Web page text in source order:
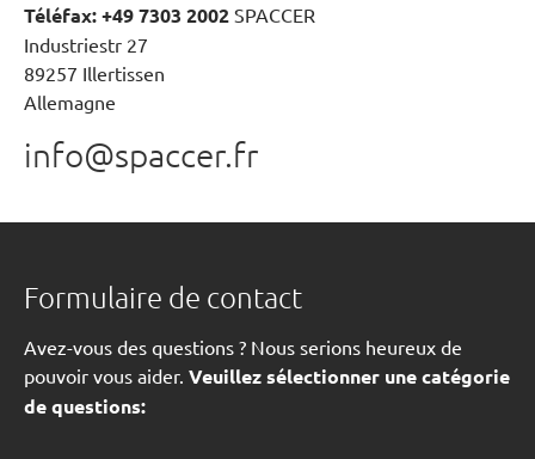
Téléfax: +49 7303 2002 SPACCER
Industriestr 27
89257 Illertissen
Allemagne
info@spaccer.fr
Formulaire de contact
Avez-vous des questions ? Nous serions heureux de
pouvoir vous aider. Veuillez sélectionner une catégorie
de questions: